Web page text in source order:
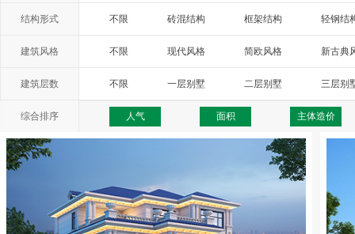
结构形式 不限 砖混结构 框架结构 轻钢结
建筑风格 不限 现代风格 简欧风格 新古典
西班牙风格 地中海风格
建筑层数 不限 一层别墅 二层别墅 三层别
综合排序 人气 面积 主体造价